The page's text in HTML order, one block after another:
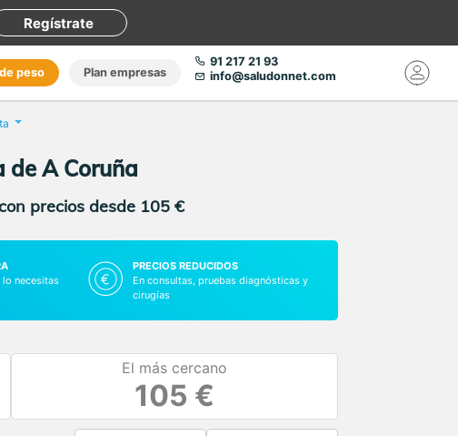
Regístrate
peso Plan empresas
91 217 21 93
info@saludonnet.com
de A Coruña
precios desde 105 €
lo necesitas
PRECIOS REDUCIDOS
En consultas, pruebas diagnósticas y
cirugías
El más cercano
105 €